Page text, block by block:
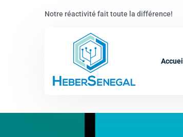
Notre réactivité fait toute la différence!
Accueil